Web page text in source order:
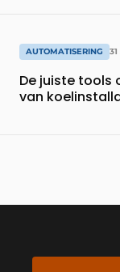
AUTOMATISERING
De juiste tools
van